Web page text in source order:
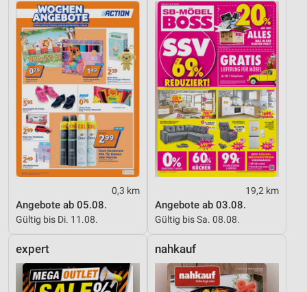
0,3 km
Angebote ab 05.08.
Gültig bis Di. 11.08.
19,2 km
Angebote ab 03.08.
Gültig bis Sa. 08.08.
expert nahkauf